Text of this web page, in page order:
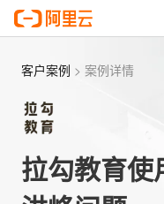
客户案例 > 案例详情
拉勾教育使